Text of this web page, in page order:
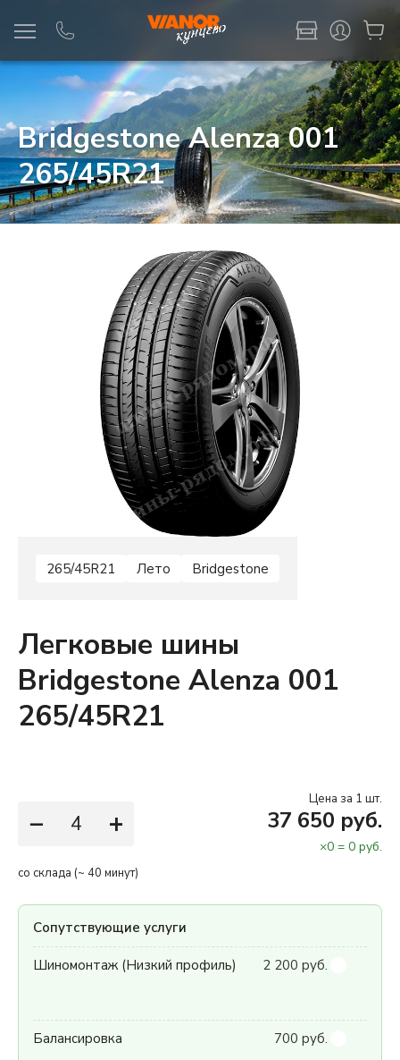
Bridgestone Alenza 001
265/45R21
265/45R21 Лето Bridgestone
Легковые шины
Bridgestone Alenza 001
265/45R21
− +
Цена за 1 шт.
37 650 руб.
×0 = 0 руб.
со склада (~ 40 минут)
Сопутствующие услуги
Шиномонтаж (Низкий профиль) 2 200 руб.
Балансировка 700 руб.
Информация Фото товара